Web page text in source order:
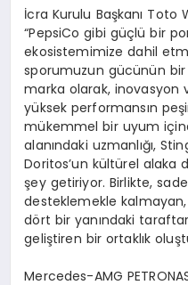
İcra Kurulu Başkanı Toto
“PepsiCo gibi güçlü bir
ekosistemimize dahil
sporumuzun gücünün
marka olarak, inovasyon
yüksek performansın
mükemmel bir uyum
alanındaki uzmanlığı,
Doritos’un kültürel alaka
şey getiriyor. Birlikte,
desteklemekle
dört bir yanındaki
geliştiren bir ortaklık
Mercedes-AMG